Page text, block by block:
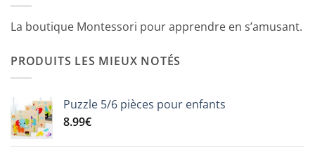
La boutique Montessori pour apprendre en s’amusant.
PRODUITS LES MIEUX NOTÉS
Puzzle 5/6 pièces pour enfants
8.99€